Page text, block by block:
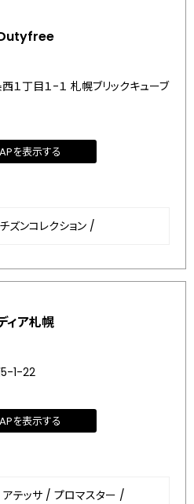
Dutyfree
１丁目１-１ 札幌ブリックキューブ
を表示する
ズンコレクション /
ィア札幌
1-22
を表示する
アテッサ / プロマスター /